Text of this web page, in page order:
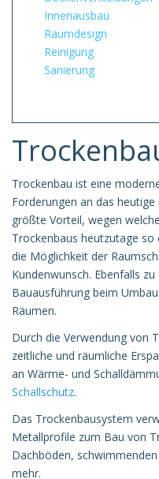
Innenausbau
Raumdesign
Reinigung
Sanierung
Trockenbau ist eine
Forderungen an das
größte Vorteil, wegen
Trockenbaus heutzutage
die Möglichkeit der
Kundenwunsch. Ebenfalls
Bauausführung beim
Räumen.
Durch die Verwendung von
zeitliche und räumliche
an Wärme- und
Schallschutz.
Das Trockenbausystem
Metallprofile zum Bau von
Dachböden,
mehr.